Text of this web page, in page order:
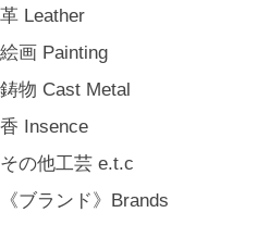
革 Leather
絵画 Painting
鋳物 Cast Metal
香 Insence
その他工芸 e.t.c
《ブランド》Brands
山岸紗綾 Saya
大清水裕史 Hiroshi